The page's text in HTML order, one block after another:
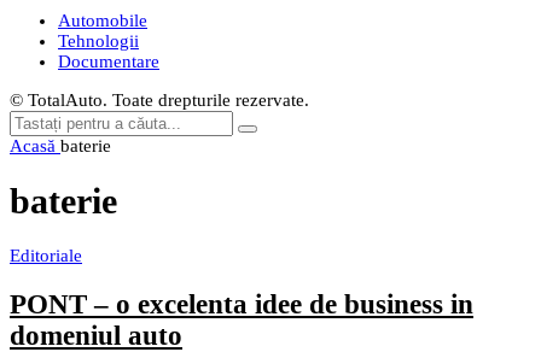
Automobile
Tehnologii
Documentare
© TotalAuto. Toate drepturile rezervate.
Acasă baterie
baterie
Editoriale
PONT – o excelenta idee de business in
domeniul auto